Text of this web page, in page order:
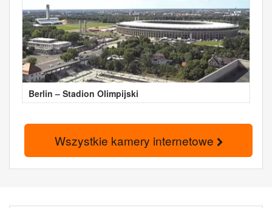
Berlin – Stadion Olimpijski
Wszystkie kamery internetowe